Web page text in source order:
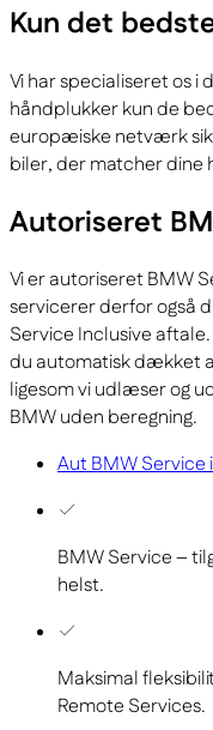
Kun det
Vi har specialiseret os
håndplukker kun de
europæiske netværk
biler, der matcher dine
Autoriseret
Vi er autoriseret BMW
servicerer derfor også
Service Inclusive
du automatisk dækket
ligesom vi udlæser og
BMW uden beregning.
Aut BMW Service
BMW Service –
helst.
Maksimal
Remote Services.